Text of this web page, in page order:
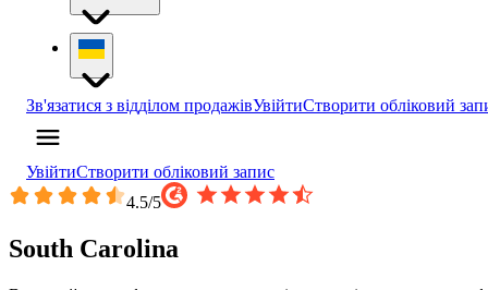
Зв'язатися з відділом продажівУвійтиСтворити обліковий
УвійтиСтворити обліковий запис
4.5/5
South Carolina